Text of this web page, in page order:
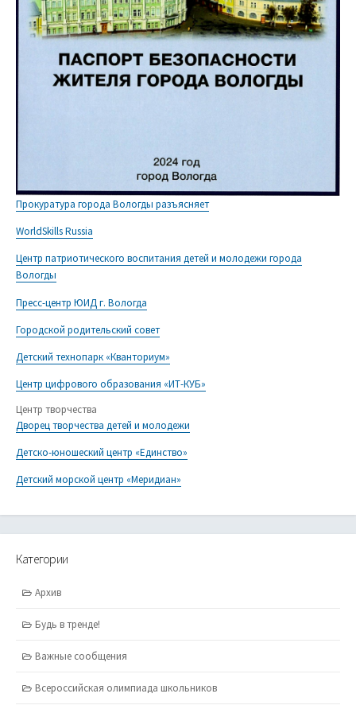
Прокуратура города Вологды разъясняет
WorldSkills Russia
Центр патриотического воспитания детей и молодежи города
Вологды
Пресс-центр ЮИД г. Вологда
Городской родительский совет
Детский технопарк «Кванториум»
Центр цифрового образования «ИТ-КУБ»
Центр творчества
Дворец творчества детей и молодежи
Детско-юношеский центр «Единство»
Детский морской центр «Меридиан»
Категории
Архив
Будь в тренде!
Важные сообщения
Всероссийская олимпиада школьников